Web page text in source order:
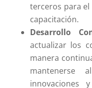
terceros para
capacitación.
Desarrollo
actualizar los
manera
mantenerse
innovaciones